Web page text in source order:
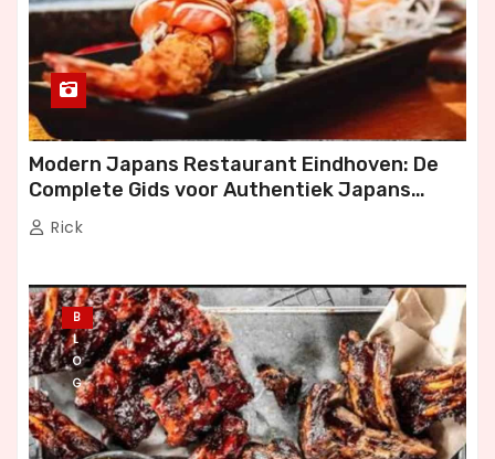
Modern Japans Restaurant Eindhoven: De
Complete Gids voor Authentiek Japans
Dineren
Rick
B
L
O
G